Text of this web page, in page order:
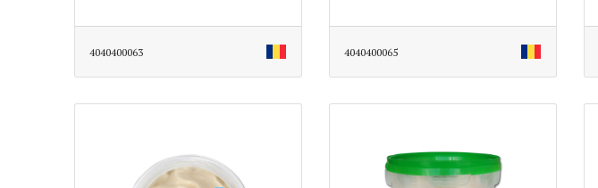
4040400063 4040400065